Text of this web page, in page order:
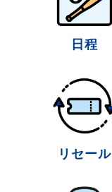
日程
リセール